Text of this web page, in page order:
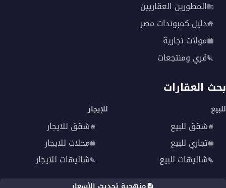
المطورين العقاريين
دليل كمبوندات مصر
مولات تجارية
قري ومنتجعات
بحث العقارات
للبيع
شقق للبيع
تجاري للبيع
شاليهات للبيع
للإيجار
شقق للايجار
محلات للايجار
شاليهات للايجار